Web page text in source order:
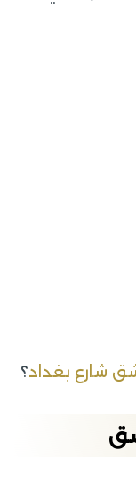
شارع بغداد؟